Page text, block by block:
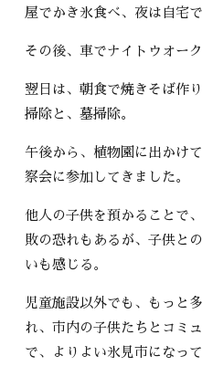
屋でかき氷食べ、夜は自宅
その後、車でナイトウオー
翌日は、朝食で焼きそば作
掃除と、墓掃除。
午後から、植物園に出かけ
察会に参加してきました。
他人の子供を預かることで
敗の恐れもあるが、子供と
いも感じる。
児童施設以外でも、もっと
れ、市内の子供たちとコミ
で、よりよい氷見市になって